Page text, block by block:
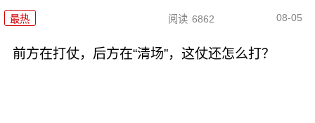
最热 阅读 6862 08-05
前方在打仗，后方在“清场”，这仗还怎么打？